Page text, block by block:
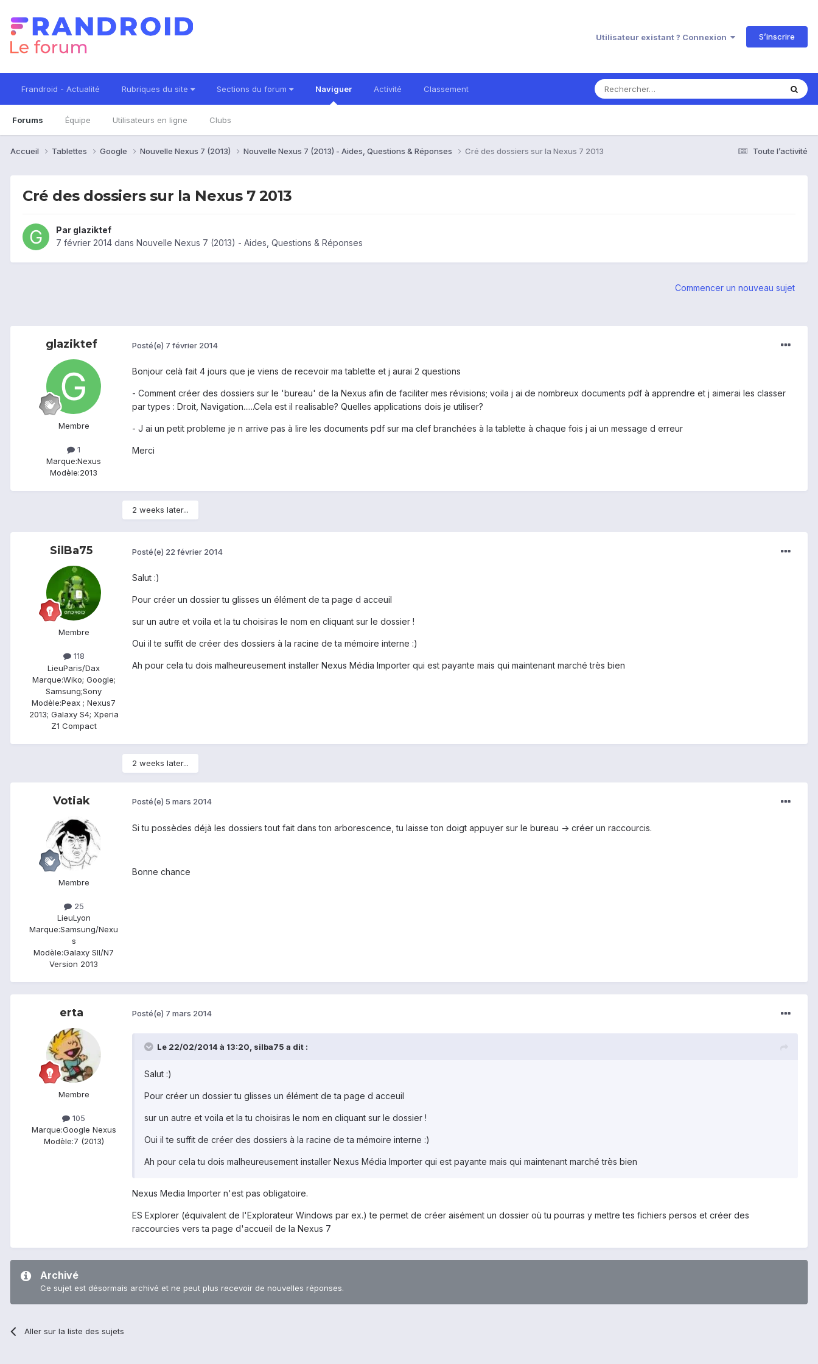
Utilisateur existant ? Connexion S’inscrire
Frandroid - Actualité Rubriques du site Sections du forum Naviguer
Forums Équipe Utilisateurs en ligne Clubs
Activité Classement
Toute l’activité
Accueil Tablettes Google Nouvelle Nexus 7 (2013) Nouvelle Nexus 7 (2013) - Aides, Questions & Réponses Cré des dossiers sur la Nexus 7 2013
Cré des dossiers sur la Nexus 7 2013
Par glaziktef
7 février 2014 dans Nouvelle Nexus 7 (2013) - Aides, Questions & Réponses
Commencer un nouveau sujet
glaziktef
Membre
1
Marque:Nexus
Modèle:2013
Posté(e) 7 février 2014
Bonjour celà fait 4 jours que je viens de recevoir ma tablette et j aurai 2 questions
- Comment créer des dossiers sur le 'bureau' de la Nexus afin de faciliter mes révisions; voila j ai de nombreux documents pdf à apprendre et j aimerai les classer
par types : Droit, Navigation......Cela est il realisable? Quelles applications dois je utiliser?
- J ai un petit probleme je n arrive pas à lire les documents pdf sur ma clef branchées à la tablette à chaque fois j ai un message d erreur
Merci
2 weeks later...
SilBa75
Membre
118
LieuParis/Dax
Marque:Wiko; Google;
Samsung;Sony
Modèle:Peax ; Nexus7
2013; Galaxy S4; Xperia
Z1 Compact
Posté(e) 22 février 2014
Salut :)
Pour créer un dossier tu glisses un élément de ta page d acceuil
sur un autre et voila et la tu choisiras le nom en cliquant sur le dossier !
Oui il te suffit de créer des dossiers à la racine de ta mémoire interne :)
Ah pour cela tu dois malheureusement installer Nexus Média Importer qui est payante mais qui maintenant marché très bien
2 weeks later...
Votiak
Membre
25
LieuLyon
Marque:Samsung/Nexu
s
Modèle:Galaxy SII/N7
Version 2013
Posté(e) 5 mars 2014
Si tu possèdes déjà les dossiers tout fait dans ton arborescence, tu laisse ton doigt appuyer sur le bureau -> créer un raccourcis.
Bonne chance
erta
Membre
105
Marque:Google Nexus
Modèle:7 (2013)
Posté(e) 7 mars 2014
Le 22/02/2014 à 13:20, silba75 a dit :
Salut :)
Pour créer un dossier tu glisses un élément de ta page d acceuil
sur un autre et voila et la tu choisiras le nom en cliquant sur le dossier !
Oui il te suffit de créer des dossiers à la racine de ta mémoire interne :)
Ah pour cela tu dois malheureusement installer Nexus Média Importer qui est payante mais qui maintenant marché très bien
Nexus Media Importer n'est pas obligatoire.
ES Explorer (équivalent de l'Explorateur Windows par ex.) te permet de créer aisément un dossier où tu pourras y mettre tes fichiers persos et créer des
raccourcies vers ta page d'accueil de la Nexus 7
Archivé
Ce sujet est désormais archivé et ne peut plus recevoir de nouvelles réponses.
Aller sur la liste des sujets